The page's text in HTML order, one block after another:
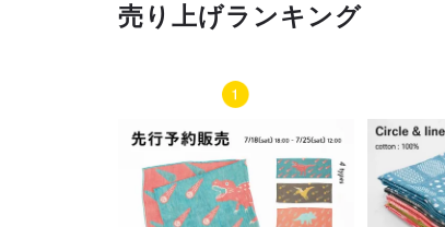
売り上げランキング